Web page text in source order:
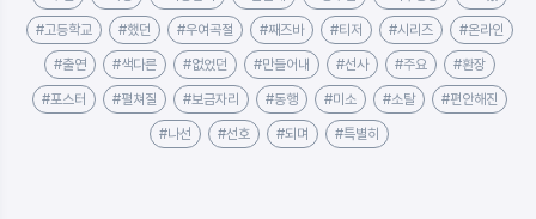
#고등학교 #했던 #우여곡절 #째즈바 #티저 #시리즈 #온라인
#출연 #색다른 #없었던 #만들어내 #선사 #주요 #환장
#포스터 #펼쳐질 #보금자리 #동행 #미소 #소탈 #편안해진
#나선 #선호 #되며 #특별히